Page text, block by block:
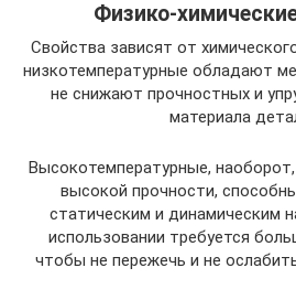
Физико-
Свойства зависят от
низкотемпературные обладают
не снижают прочностных и
материала
Высокотемпературные,
высокой прочности,
статическим и динамическим
использовании требуется
чтобы не пережечь и не